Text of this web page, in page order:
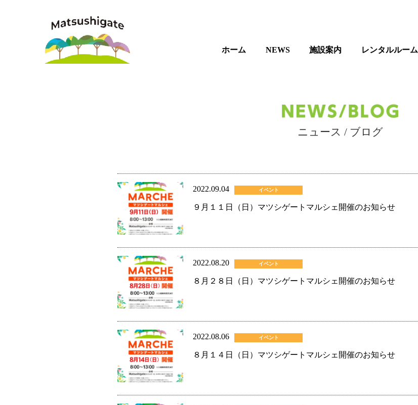
ホーム NEWS 施設案内 レンタルルーム
ニュース / ブログ
2022.09.04 イベント
９月１１日（日）マツシゲートマルシェ開催のお知らせ
2022.08.20 イベント
８月２８日（日）マツシゲートマルシェ開催のお知らせ
2022.08.06 イベント
８月１４日（日）マツシゲートマルシェ開催のお知らせ